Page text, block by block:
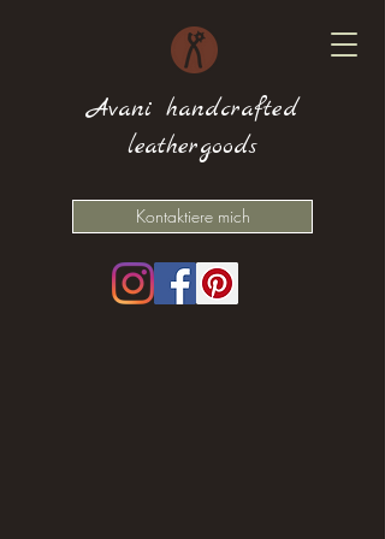
Avani handcrafted
leathergoods
Kontaktiere mich